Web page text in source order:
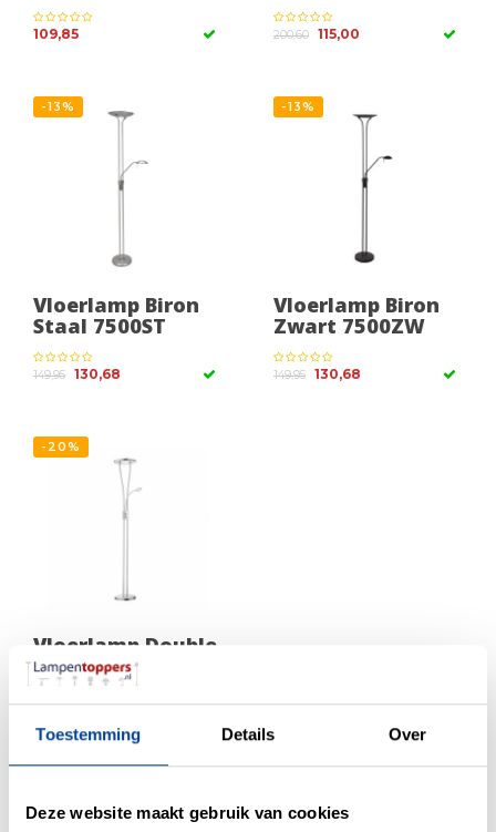
Toestemming Details Over
Deze website maakt gebruik van cookies
109,85 200,60 115,00
-13%
Vloerlamp Biron
Staal 7500ST
149,95 130,68
-13%
Vloerlamp Biron
Zwart 7500ZW
149,95 130,68
-20%
Vloerlamp Double
Round Led RVS
Uplighter vloerlamp